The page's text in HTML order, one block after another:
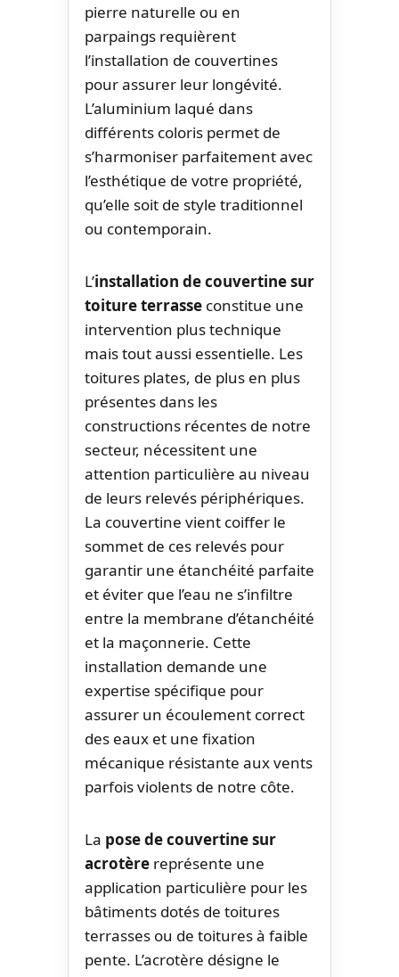
pierre naturelle ou en
parpaings requièrent
l’installation de couvertines
pour assurer leur longévité.
L’aluminium laqué dans
différents coloris permet de
s’harmoniser parfaitement avec
l’esthétique de votre propriété,
qu’elle soit de style traditionnel
ou contemporain.
L’installation de couvertine sur
toiture terrasse constitue une
intervention plus technique
mais tout aussi essentielle. Les
toitures plates, de plus en plus
présentes dans les
constructions récentes de notre
secteur, nécessitent une
attention particulière au niveau
de leurs relevés périphériques.
La couvertine vient coiffer le
sommet de ces relevés pour
garantir une étanchéité parfaite
et éviter que l’eau ne s’infiltre
entre la membrane d’étanchéité
et la maçonnerie. Cette
installation demande une
expertise spécifique pour
assurer un écoulement correct
des eaux et une fixation
mécanique résistante aux vents
parfois violents de notre côte.
La pose de couvertine sur
acrotère représente une
application particulière pour les
bâtiments dotés de toitures
terrasses ou de toitures à faible
pente. L’acrotère désigne le